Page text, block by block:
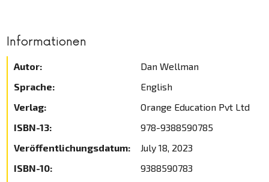
Informationen
Autor:
Dan Wellman
Sprache:
English
Verlag:
Orange Education Pvt Ltd
ISBN-13:
978-9388590785
Veröffentlichungsdatum:
July 18, 2023
ISBN-10:
9388590783